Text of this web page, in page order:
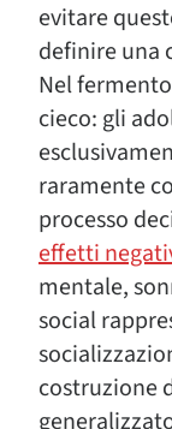
evitare
definire una
Nel
cieco: gli
raramente
processo
effetti
mentale,
social
costruzione